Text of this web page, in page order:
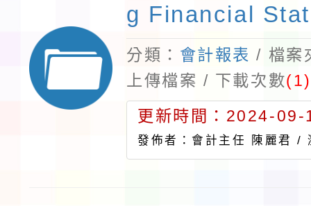
g Financial
分類： 會計報表 / 檔案
上傳檔案 / 下載次數(1)
更新時間：2024-
發佈者：會計主任 陳麗君 /